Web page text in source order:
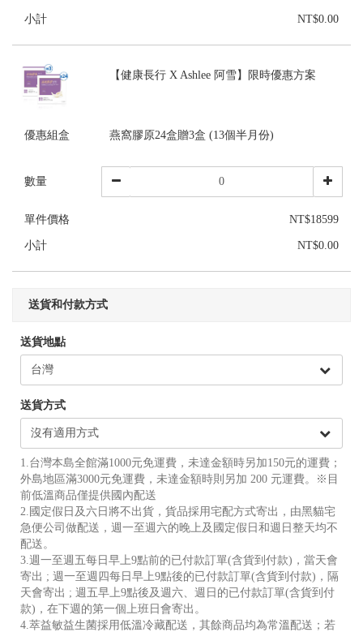
小計 NT$0.00
【健康長行 X Ashlee 阿雪】限時優惠方案
優惠組盒 燕窩膠原24盒贈3盒 (13個半月份)
數量
單件價格 NT$18599
小計 NT$0.00
送貨和付款方式
送貨地點
送貨方式
1.台灣本島全館滿1000元免運費，未達金額時另加150元的運費；
外島地區滿3000元免運費，未達金額時則另加 200 元運費。※目
前低溫商品僅提供國內配送
2.國定假日及六日將不出貨，貨品採用宅配方式寄出，由黑貓宅
急便公司做配送，週一至週六的晚上及國定假日和週日整天均不
配送。
3.週一至週五每日早上9點前的已付款訂單(含貨到付款)，當天會
寄出 ; 週一至週四每日早上9點後的已付款訂單(含貨到付款)，隔
天會寄出 ; 週五早上9點後及週六、週日的已付款訂單(含貨到付
款)，在下週的第一個上班日會寄出。
4.萃益敏益生菌採用低溫冷藏配送，其餘商品均為常溫配送；若